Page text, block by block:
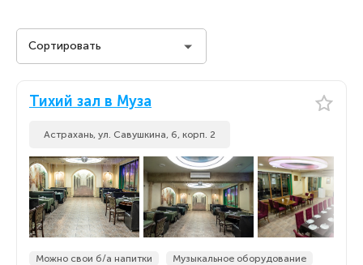
Сортировать
Стоимость на человека
По новизне
По новизне
Тихий зал в Муза
Астрахань, ул. Савушкина, 6, корп. 2
Можно свои б/а напитки
Музыкальное оборудование